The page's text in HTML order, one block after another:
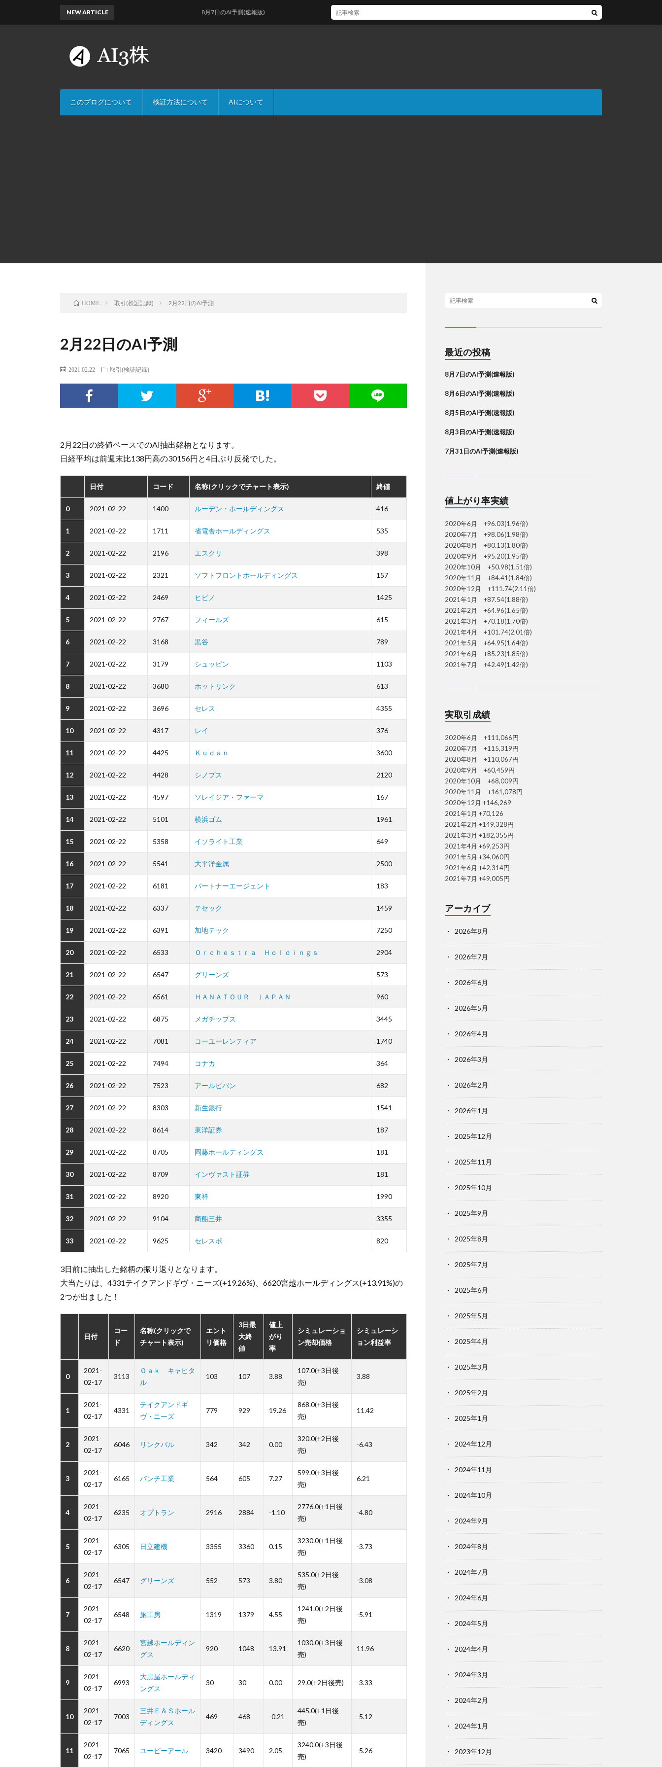
このブログについて 検証方法について AIについて
NEW ARTICLE 8月7日のAI予測(速報版)
HOME 取引(検証記録) 2月22日のAI予測
2月22日のAI予測
2021.02.22 取引(検証記録)
2月22日の終値ベースでのAI抽出銘柄となります。
日経平均は前週末比138円高の30156円と4日ぶり反発でした。
日付 コード 名称(クリックでチャート表示) 終値
0 2021-02-22 1400 ルーデン・ホールディングス 416
1 2021-02-22 1711 省電舎ホールディングス 535
2 2021-02-22 2196 エスクリ 398
3 2021-02-22 2321 ソフトフロントホールディングス 157
4 2021-02-22 2469 ヒビノ 1425
5 2021-02-22 2767 フィールズ 615
6 2021-02-22 3168 黒谷 789
7 2021-02-22 3179 シュッピン 1103
8 2021-02-22 3680 ホットリンク 613
9 2021-02-22 3696 セレス 4355
10 2021-02-22 4317 レイ 376
11 2021-02-22 4425 Ｋｕｄａｎ 3600
12 2021-02-22 4428 シノプス 2120
13 2021-02-22 4597 ソレイジア・ファーマ 167
14 2021-02-22 5101 横浜ゴム 1961
15 2021-02-22 5358 イソライト工業 649
16 2021-02-22 5541 大平洋金属 2500
17 2021-02-22 6181 パートナーエージェント 183
18 2021-02-22 6337 テセック 1459
19 2021-02-22 6391 加地テック 7250
20 2021-02-22 6533 Ｏｒｃｈｅｓｔｒａ Ｈｏｌｄｉｎｇｓ 2904
21 2021-02-22 6547 グリーンズ 573
22 2021-02-22 6561 ＨＡＮＡＴＯＵＲ ＪＡＰＡＮ 960
23 2021-02-22 6875 メガチップス 3445
24 2021-02-22 7081 コーユーレンティア 1740
25 2021-02-22 7494 コナカ 364
26 2021-02-22 7523 アールビバン 682
27 2021-02-22 8303 新生銀行 1541
28 2021-02-22 8614 東洋証券 187
29 2021-02-22 8705 岡藤ホールディングス 181
30 2021-02-22 8709 インヴァスト証券 181
31 2021-02-22 8920 東祥 1990
32 2021-02-22 9104 商船三井 3355
33 2021-02-22 9625 セレスポ 820
3日前に抽出した銘柄の振り返りとなります。
大当たりは、4331テイクアンドギヴ・ニーズ(+19.26%)、6620宮越ホールディングス(+13.91%)の
2つが出ました！
日付
コー
ド
名称(クリックで
チャート表示)
エント
リ価格
3日最
大終
値
値上
がり
率
シミュレーショ
ン売却価格
シミュレーシ
ョン利益率
0
2021-
02-17
3113
Ｏａｋ キャピタ
ル
103 107 3.88
107.0(+3日後
売)
3.88
1
2021-
02-17
4331
テイクアンドギ
ヴ・ニーズ
779 929 19.26
868.0(+3日後
売)
11.42
2
2021-
02-17
6046 リンクバル 342 342 0.00
320.0(+2日後
売)
-6.43
3
2021-
02-17
6165 パンチ工業 564 605 7.27
599.0(+3日後
売)
6.21
4
2021-
02-17
6235 オプトラン 2916 2884 -1.10
2776.0(+1日後
売)
-4.80
5
2021-
02-17
6305 日立建機 3355 3360 0.15
3230.0(+1日後
売)
-3.73
6
2021-
02-17
6547 グリーンズ 552 573 3.80
535.0(+2日後
売)
-3.08
7
2021-
02-17
6548 旅工房 1319 1379 4.55
1241.0(+2日後
売)
-5.91
8
2021-
02-17
6620
宮越ホールディン
グス
920 1048 13.91
1030.0(+3日後
売)
11.96
9
2021-
02-17
6993
大黒屋ホールディ
ングス
30 30 0.00 29.0(+2日後売) -3.33
10
2021-
02-17
7003
三井Ｅ＆Ｓホール
ディングス
469 468 -0.21
445.0(+1日後
売)
-5.12
11
2021-
02-17
7065 ユーピーアール 3420 3490 2.05
3240.0(+3日後
売)
-5.26
最近の投稿
8月7日のAI予測(速報版)
8月6日のAI予測(速報版)
8月5日のAI予測(速報版)
8月3日のAI予測(速報版)
7月31日のAI予測(速報版)
値上がり率実績
2020年6月 +96.03(1.96倍)
2020年7月 +98.06(1.98倍)
2020年8月 +80.13(1.80倍)
2020年9月 +95.20(1.95倍)
2020年10月 +50.98(1.51倍)
2020年11月 +84.41(1.84倍)
2020年12月 +111.74(2.11倍)
2021年1月 +87.54(1.88倍)
2021年2月 +64.96(1.65倍)
2021年3月 +70.18(1.70倍)
2021年4月 +101.74(2.01倍)
2021年5月 +64.95(1.64倍)
2021年6月 +85.23(1.85倍)
2021年7月 +42.49(1.42倍)
実取引成績
2020年6月 +111,066円
2020年7月 +115,319円
2020年8月 +110,067円
2020年9月 +60,459円
2020年10月 +68,009円
2020年11月 +161,078円
2020年12月 +146,269
2021年1月 +70,126
2021年2月 +149,328円
2021年3月 +182,355円
2021年4月 +69,253円
2021年5月 +34,060円
2021年6月 +42,314円
2021年7月 +49,005円
アーカイブ
2026年8月
2026年7月
2026年6月
2026年5月
2026年4月
2026年3月
2026年2月
2026年1月
2025年12月
2025年11月
2025年10月
2025年9月
2025年8月
2025年7月
2025年6月
2025年5月
2025年4月
2025年3月
2025年2月
2025年1月
2024年12月
2024年11月
2024年10月
2024年9月
2024年8月
2024年7月
2024年6月
2024年5月
2024年4月
2024年3月
2024年2月
2024年1月
2023年12月